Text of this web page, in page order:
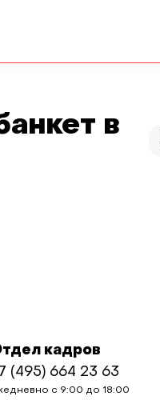
в
кадров
(495) 664 23 63
с 9:00 до 18:00